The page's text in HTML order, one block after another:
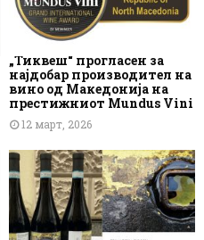
„Тиквеш“ прогласен за
најдобар производител на
вино од Македонија на
престижниот Mundus Vini
12 март, 2026